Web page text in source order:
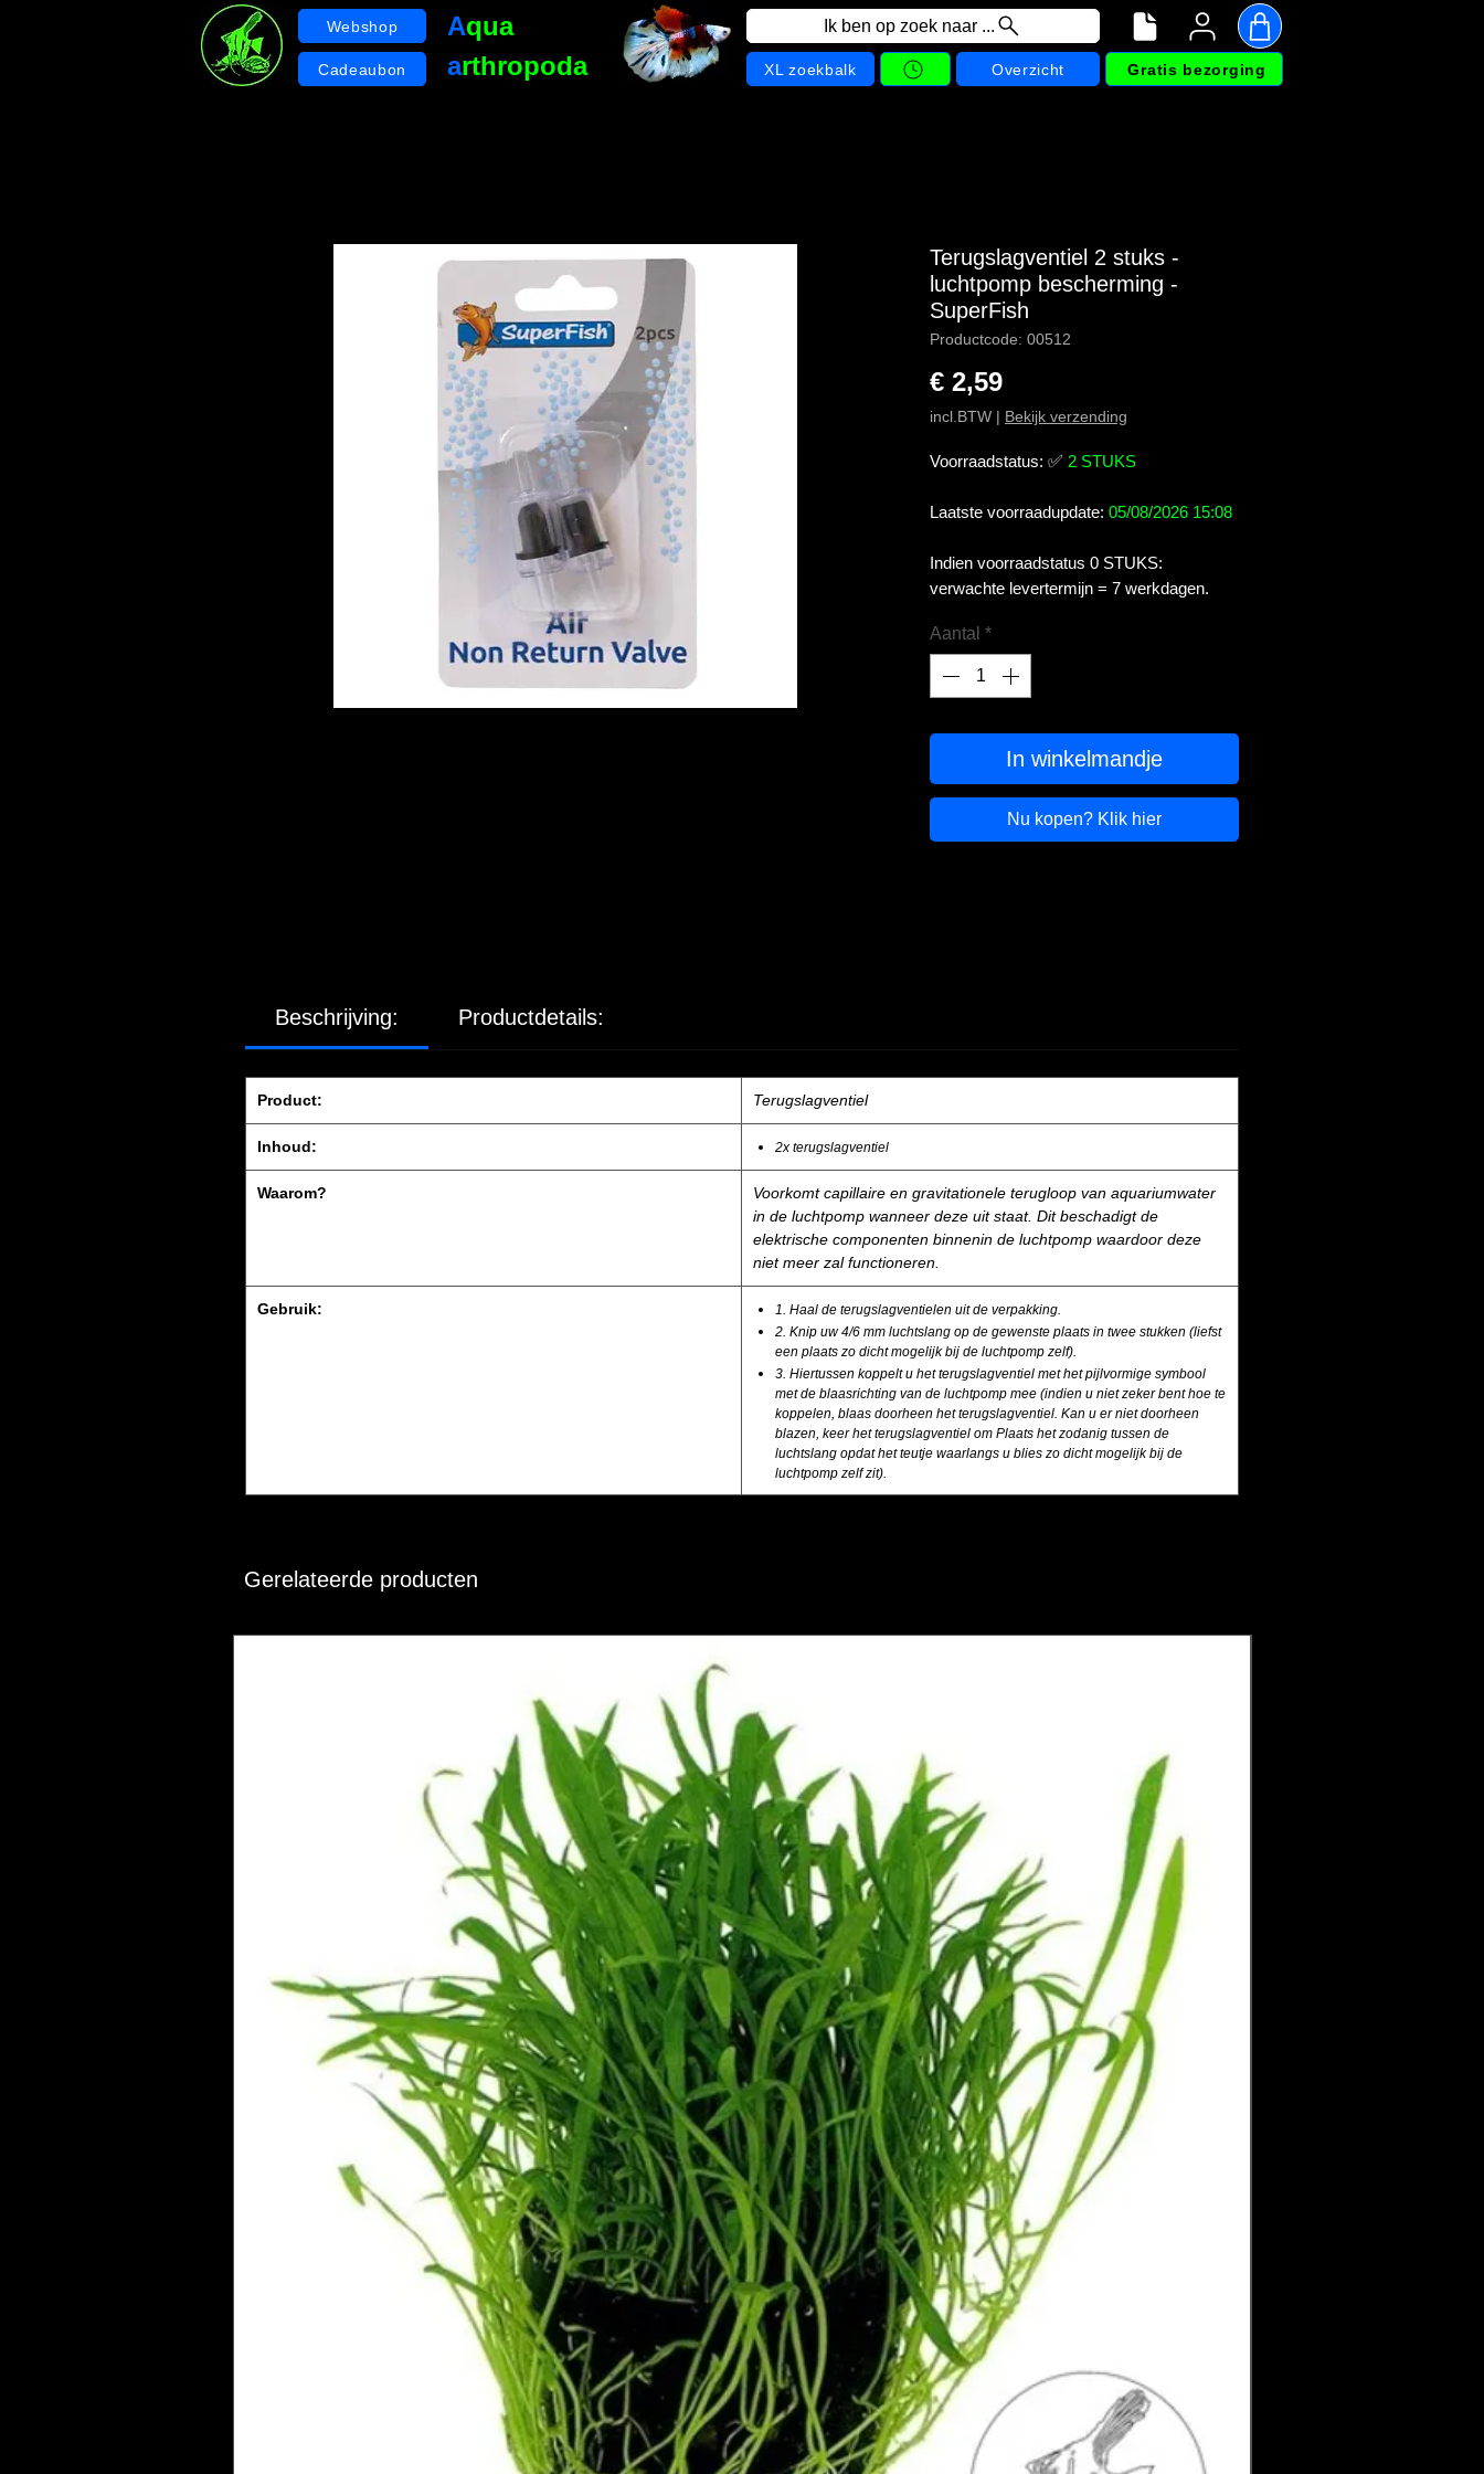
Webshop
Cadeaubon
Aqua
arthropoda
Ik ben op zoek naar ...
XL zoekbalk Overzicht Gratis bezorging
Terugslagventiel 2 stuks -
luchtpomp bescherming -
SuperFish
Productcode: 00512
€ 2,59Prijs
incl.BTW | Bekijk verzending
Voorraadstatus: ✅ 2 STUKS
Laatste voorraadupdate: 05/08/2026 15:08
Indien voorraadstatus 0 STUKS:
verwachte levertermijn = 7 werkdagen.
Aantal *
In winkelmandje
Nu kopen? Klik hier
Beschrijving: Productdetails:
Product: Terugslagventiel
Inhoud: 2x terugslagventiel
Waarom?
Voorkomt capillaire en gravitationele terugloop van aquariumwater
in de luchtpomp wanneer deze uit staat. Dit beschadigt de
elektrische componenten binnenin de luchtpomp waardoor deze
niet meer zal functioneren.
Gebruik:
1. Haal de terugslagventielen uit de verpakking.
2. Knip uw 4/6 mm luchtslang op de gewenste plaats in twee stukken (liefst
een plaats zo dicht mogelijk bij de luchtpomp zelf).
3. Hiertussen koppelt u het terugslagventiel met het pijlvormige symbool
met de blaasrichting van de luchtpomp mee (indien u niet zeker bent hoe te
koppelen, blaas doorheen het terugslagventiel. Kan u er niet doorheen
blazen, keer het terugslagventiel om Plaats het zodanig tussen de
luchtslang opdat het teutje waarlangs u blies zo dicht mogelijk bij de
luchtpomp zelf zit).
Gerelateerde producten